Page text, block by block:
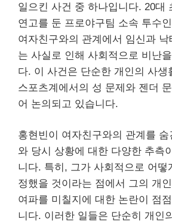
일으킨 사건 중 하나입니다. 20대
연고를 둔 프로야구팀 소속 투수
여자친구와의 관계에서 임신과
는 사실로 인해 사회적으로 비난
다. 이 사건은 단순한 개인 의 사생
스포츠계에서의 성 문제와 젠더
어 논의되고 있습니다.
홍현빈이 여자친구와의 관계를
와 당시 상황에 대한 다양한 추측
니다. 특히, 그가 사회적으로 어떻
정했을 것이라는 점에서 그의 개
여파를 미칠지에 대한 논란이 점
니다. 이러한 일들은 단순히 개인